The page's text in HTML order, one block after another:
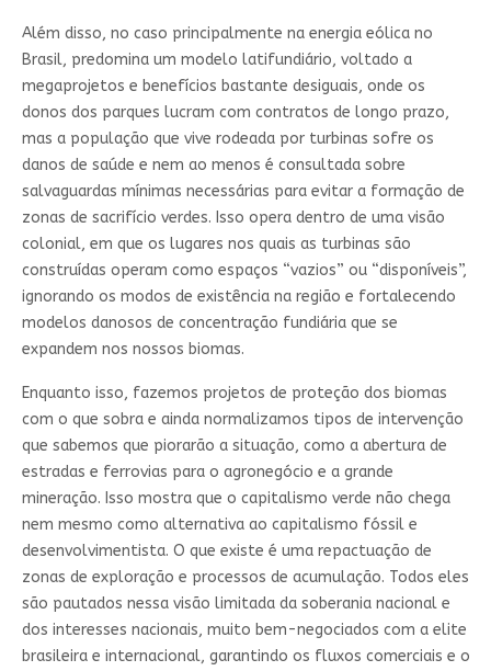
Além disso, no caso principalmente na energia eólica no
Brasil, predomina um modelo latifundiário, voltado a
megaprojetos e benefícios bastante desiguais, onde os
donos dos parques lucram com contratos de longo prazo,
mas a população que vive rodeada por turbinas sofre os
danos de saúde e nem ao menos é consultada sobre
salvaguardas mínimas necessárias para evitar a formação de
zonas de sacrifício verdes. Isso opera dentro de uma visão
colonial, em que os lugares nos quais as turbinas são
construídas operam como espaços “vazios” ou “disponíveis”,
ignorando os modos de existência na região e fortalecendo
modelos danosos de concentração fundiária que se
expandem nos nossos biomas.
Enquanto isso, fazemos projetos de proteção dos biomas
com o que sobra e ainda normalizamos tipos de intervenção
que sabemos que piorarão a situação, como a abertura de
estradas e ferrovias para o agronegócio e a grande
mineração. Isso mostra que o capitalismo verde não chega
nem mesmo como alternativa ao capitalismo fóssil e
desenvolvimentista. O que existe é uma repactuação de
zonas de exploração e processos de acumulação. Todos eles
são pautados nessa visão limitada da soberania nacional e
dos interesses nacionais, muito bem-negociados com a elite
brasileira e internacional, garantindo os fluxos comerciais e o